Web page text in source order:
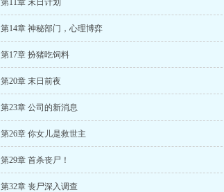
第11章 末日计划
第14章 神秘部门，心理博弈
第17章 扮猪吃饲料
第20章 末日前夜
第23章 公司的新消息
第26章 你女儿是救世主
第29章 首杀丧尸！
第32章 丧尸深入调查